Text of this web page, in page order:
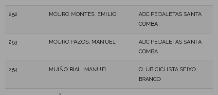
252 MOURO MONTES, EMILIO
ADC PEDALETAS SANTA
COMBA
253 MOURO PAZOS, MANUEL
ADC PEDALETAS SANTA
COMBA
254 MUIÑO RIAL, MANUEL
CLUB CICLISTA SEIXO
BRANCO